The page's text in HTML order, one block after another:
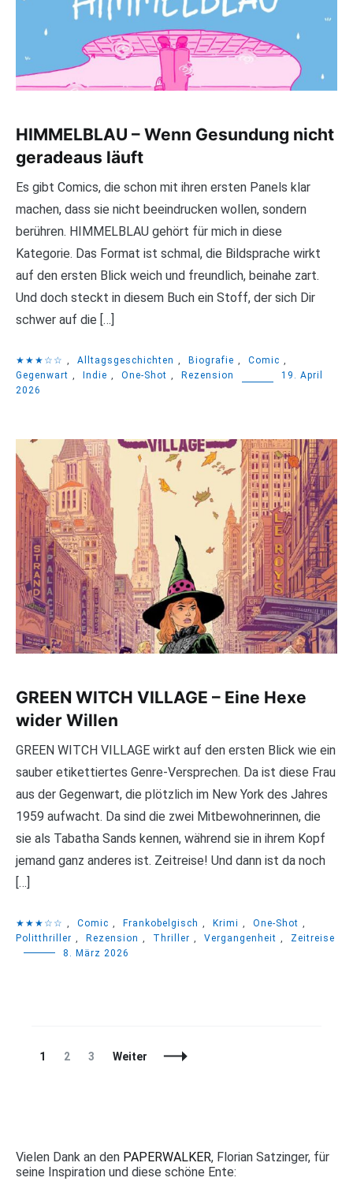
HIMMELBLAU – Wenn Gesundung nicht
geradeaus läuft
Es gibt Comics, die schon mit ihren ersten Panels klar
machen, dass sie nicht beeindrucken wollen, sondern
berühren. HIMMELBLAU gehört für mich in diese
Kategorie. Das Format ist schmal, die Bildsprache wirkt
auf den ersten Blick weich und freundlich, beinahe zart.
Und doch steckt in diesem Buch ein Stoff, der sich Dir
schwer auf die […]
★★★☆☆ Alltagsgeschichten Biografie Comic
Gegenwart
Indie One-Shot Rezension
19. April
2026
GREEN WITCH VILLAGE – Eine Hexe
wider Willen
GREEN WITCH VILLAGE wirkt auf den ersten Blick wie ein
sauber etikettiertes Genre-Versprechen. Da ist diese Frau
aus der Gegenwart, die plötzlich im New York des Jahres
1959 aufwacht. Da sind die zwei Mitbewohnerinnen, die
sie als Tabatha Sands kennen, während sie in ihrem Kopf
jemand ganz anderes ist. Zeitreise! Und dann ist da noch
[…]
★★★☆☆ Comic Frankobelgisch Krimi One-Shot
Politthriller
Rezension Thriller Vergangenheit
Zeitreise
8. März 2026
Beitragsnavigation
Seite
1 Seite
2 Seite
3 Weiter
Vielen Dank an den PAPERWALKER, Florian Satzinger, für
seine Inspiration und diese schöne Ente: